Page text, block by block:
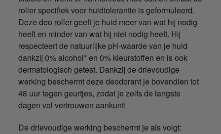
roller specifiek voor huidtolerantie is geformuleerd.
Deze deo roller geeft je huid meer van wat hij nodig
heeft en minder van wat hij niet nodig heeft. Hij
respecteert de natuurlijke pH-waarde van je huid
dankzij 0% alcohol* en 0% kleurstoffen en is ook
dermatologisch getest. Dankzij de drievoudige
werking beschermt deze deodorant je bovendien tot
48 uur tegen geurtjes, zodat je zelfs de langste
dagen vol vertrouwen aankunt!
De drievoudige werking beschermt je als volgt: